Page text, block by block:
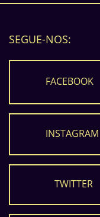
SEGUE-NOS:
FACEBOOK
INSTAGRAM
TWITTER